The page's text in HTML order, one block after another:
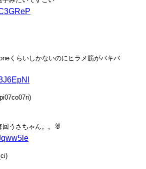
くらいしかないのにヒラメ筋がバキバ
うさちゃん。。🐰